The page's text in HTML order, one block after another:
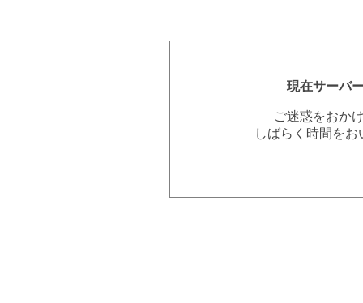
現在サーバ
ご迷惑をおか
しばらく時間を